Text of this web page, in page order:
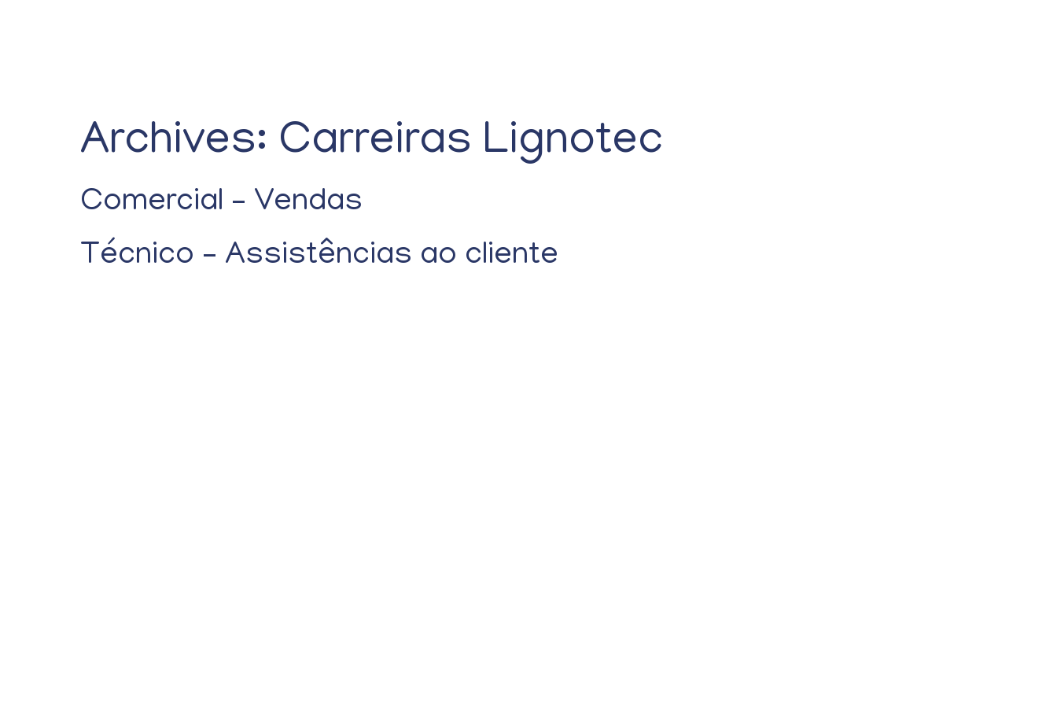
Archives: Carreiras Lignotec
Comercial – Vendas
Técnico – Assistências ao cliente